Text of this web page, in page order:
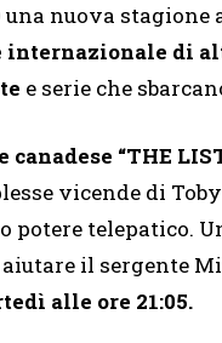
nuova stagione
internazionale di
e serie che
“THE
vicende di
telepatico.
il sergente
alle ore 21:05.